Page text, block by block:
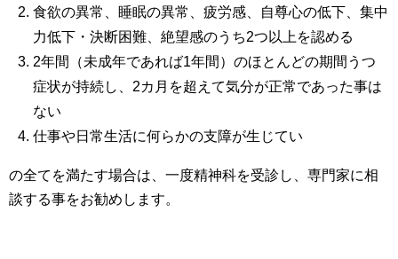
食欲の異常、睡眠の異常、疲労感、自尊心の低下、集中
力低下・決断困難、絶望感のうち2つ以上を認める
2年間（未成年であれば1年間）のほとんどの期間うつ
症状が持続し、2カ月を超えて気分が正常であった事は
ない
仕事や日常生活に何らかの支障が生じてい
の全てを満たす場合は、一度精神科を受診し、専門家に相
談する事をお勧めします。